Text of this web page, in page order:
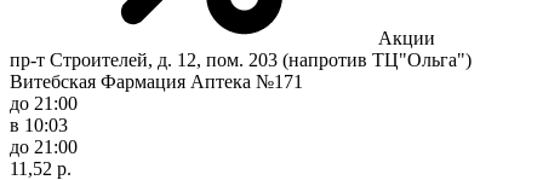
Акции
пр-т Строителей, д. 12, пом. 203 (напротив ТЦ"Ольга")
Витебская Фармация Аптека №171
до 21:00
в 10:03
до 21:00
11,52 р.